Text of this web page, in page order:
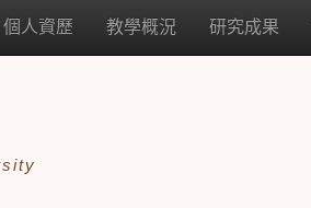
個人資歷 教學概況 研究成果